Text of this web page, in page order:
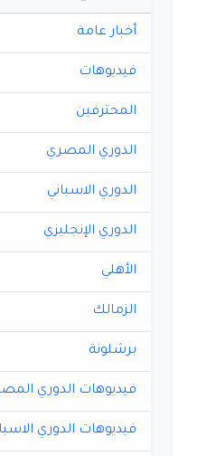
أخبار عامة
فيديوهات
المحترفين
الدوري المصري
الدوري الاسباني
الدوري الإنجليزي
الأهلي
الزمالك
برشلونة
فيديوهات الدوري
فيديوهات الدوري